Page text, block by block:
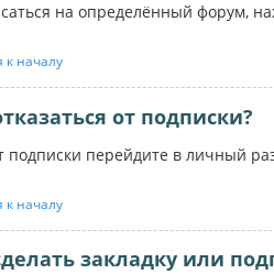
на определённый форум,
к началу
от подписки?
подписки перейдите в личный
к началу
закладку или